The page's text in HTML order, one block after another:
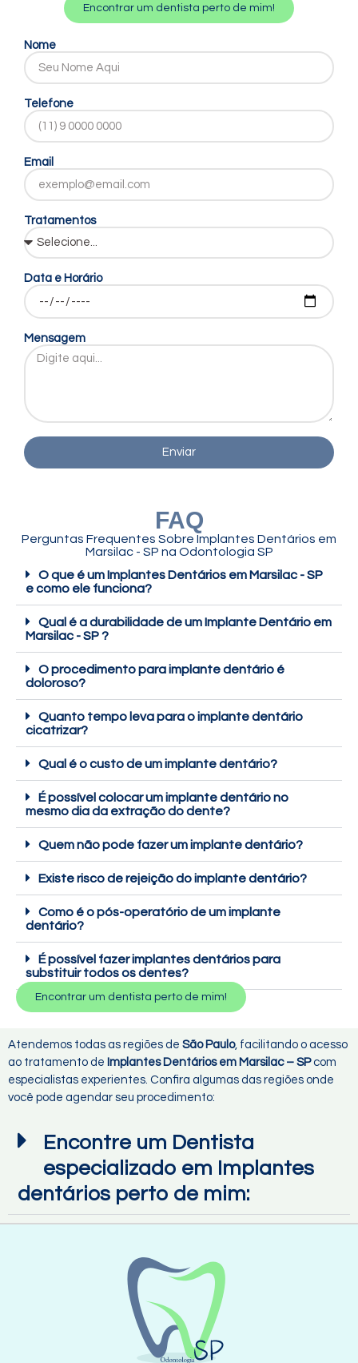
Encontrar um dentista perto de mim!
Nome
Telefone
Email
Tratamentos
Data e Horário
Mensagem
Enviar
FAQ
Perguntas Frequentes Sobre Implantes Dentários em
Marsilac - SP na Odontologia SP
O que é um Implantes Dentários em Marsilac - SP
e como ele funciona?
Qual é a durabilidade de um Implante Dentário em
Marsilac - SP ?
O procedimento para implante dentário é
doloroso?
Quanto tempo leva para o implante dentário
cicatrizar?
Qual é o custo de um implante dentário?
É possível colocar um implante dentário no
mesmo dia da extração do dente?
Quem não pode fazer um implante dentário?
Existe risco de rejeição do implante dentário?
Como é o pós-operatório de um implante
dentário?
É possível fazer implantes dentários para
substituir todos os dentes?
Encontrar um dentista perto de mim!
Atendemos todas as regiões de São Paulo, facilitando o acesso
ao tratamento de Implantes Dentários em Marsilac – SP com
especialistas experientes. Confira algumas das regiões onde
você pode agendar seu procedimento:
Encontre um Dentista
especializado em Implantes
dentários perto de mim: